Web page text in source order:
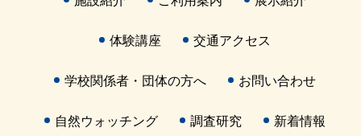
体験講座 交通アクセス
学校関係者・団体の方へ お問い合わせ
自然ウォッチング 調査研究 新着情報